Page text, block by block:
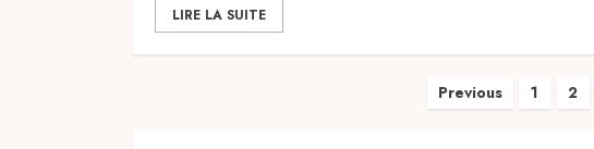
LIRE LA SUITE
Pagination
Previous 1 2